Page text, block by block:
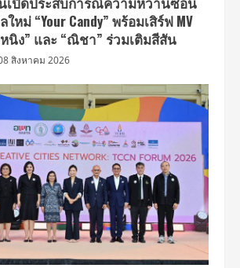
หม่ “Your Candy” พร้อมเสิร์ฟ MV
นิง” และ “ณิชา” ร่วมเติมสีสัน
สิงหาคม 2026